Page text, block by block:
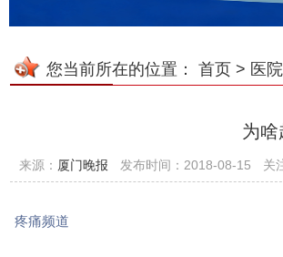
您当前所在的位置： 首页 > 医
为啥
来源： 厦门晚报 发布时间：2018-08-15 关
疼痛频道